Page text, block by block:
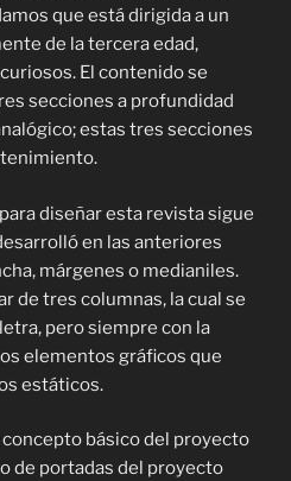
que está dirigida a un
de la tercera edad,
El contenido se
secciones a profundidad
estas tres secciones
diseñar esta revista sigue
en las anteriores
márgenes o medianiles.
de tres columnas, la cual se
pero siempre con la
elementos gráficos que
estáticos.
básico del proyecto
de portadas del proyecto